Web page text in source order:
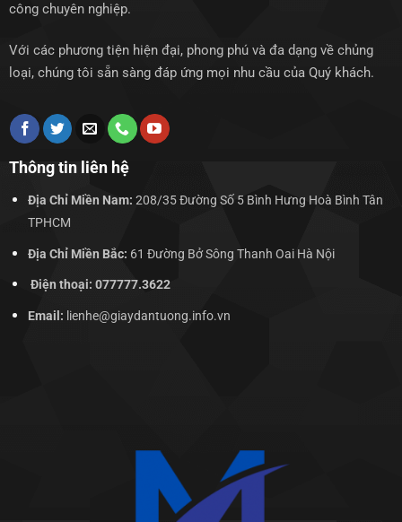
công chuyên nghiệp.
Với các phương tiện hiện đại, phong phú và đa dạng về chủng
loại, chúng tôi sẵn sàng đáp ứng mọi nhu cầu của Quý khách.
Thông tin liên hệ
Địa Chỉ Miền Nam: 208/35 Đường Số 5 Bình Hưng Hoà Bình Tân
TPHCM
Địa Chỉ Miền Bắc: 61 Đường Bở Sông Thanh Oai Hà Nội
Điện thoại: 077777.3622
Email: lienhe@giaydantuong.info.vn